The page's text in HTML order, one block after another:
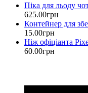
Піка для льоду
625.00грн
Контейнер для
15.00грн
Ніж офіціанта
60.00грн